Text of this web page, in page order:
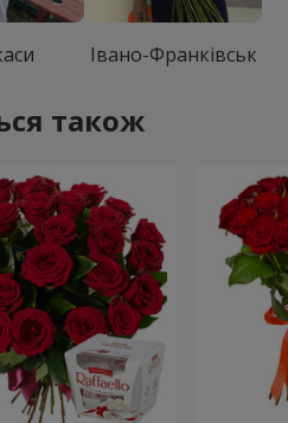
Івано-Франківськ
також